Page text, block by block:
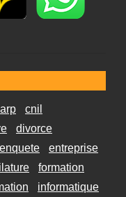
arp
cnil
divorce
enquete
entreprise
formation
informatique